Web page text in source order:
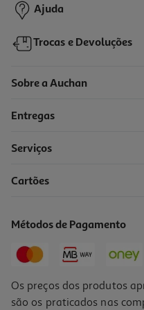
Ajuda
Trocas e Devoluções
Sobre a Auchan
Entregas
Serviços
Cartões
Métodos de Pagamento
Os preços dos produtos
são os praticados nas